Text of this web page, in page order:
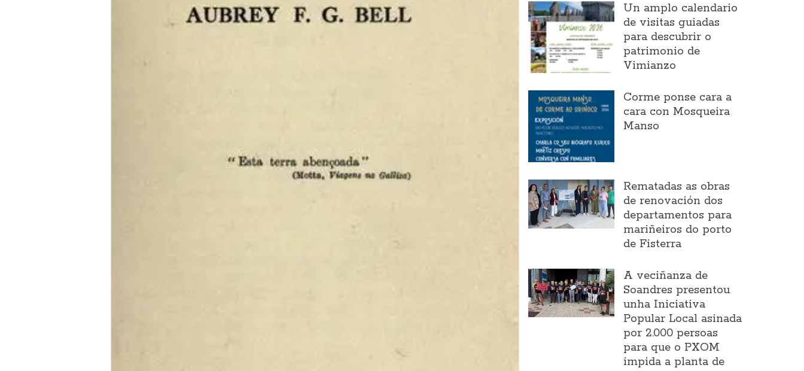
Un amplo calendario
de visitas guiadas
para descubrir o
patrimonio de
Vimianzo
Corme ponse cara a
cara con Mosqueira
Manso
Rematadas as obras
de renovación dos
departamentos para
mariñeiros do porto
de Fisterra
A veciñanza de
Soandres presentou
unha Iniciativa
Popular Local asinada
por 2.000 persoas
para que o PXOM
impida a planta de